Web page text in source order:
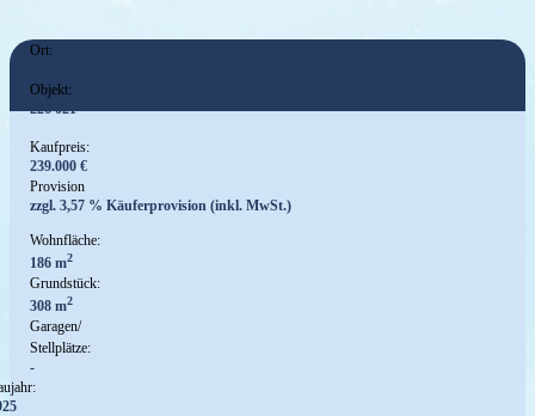
Ort:
Objekt:
226 021
Kaufpreis:
239.000 €
Provision
zzgl. 3,57 % Käuferprovision (inkl. MwSt.)
Wohnfläche:
186 m2
Grundstück:
308 m2
Garagen/
Stellplätze:
-